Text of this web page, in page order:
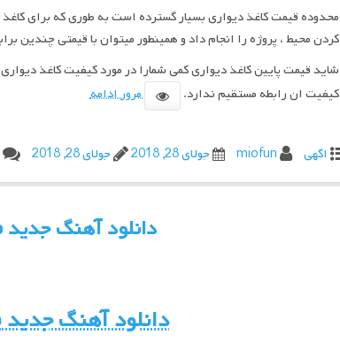
محدوده قیمت کاغذ دیواری بسیار گسترده است به طوری که برای
کردن محیط ، پروژه را انجام داد و همینطور میتوان با قیمتی چندین
شاید قیمت پایین کاغذ دیواری کمی شمارا در مورد کیفیت کاغذ
کیفیت ان رابطه مستقیم ندارد.
مرور ادامه
اگهی miofun جولای 28, 2018 جولای 28, 2018
دانلود آهنگ جدید
دانلود آهنگ جدید